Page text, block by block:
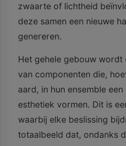
zwaarte of lichtheid
deze samen een nieuwe
genereren.
Het gehele gebouw wordt
van componenten die,
aard, in hun ensemble
esthetiek vormen. Dit is
waarbij elke beslissing
totaalbeeld dat, ondanks